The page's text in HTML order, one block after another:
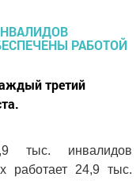
третий
тыс. инвалидов
работает 24,9 тыс.